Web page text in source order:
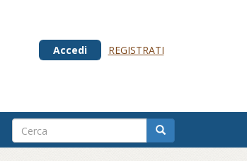
Accedi REGISTRATI